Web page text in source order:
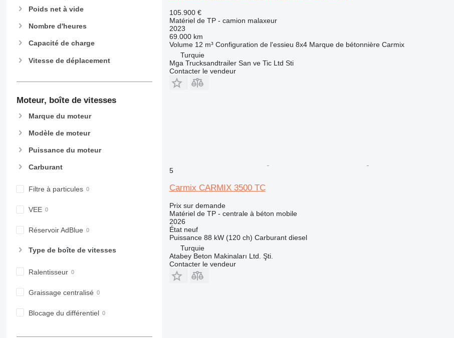
918
926
928
938
955
962
966
972
982
990
AP
CS
E-series
GC
Poids net à vide
Nombre d'heures
Capacité de charge
Vitesse de déplacement
Moteur, boîte de vitesses
Marque du moteur
Modèle de moteur
Puissance du moteur
Carburant
Filtre à particules
VEE
Réservoir AdBlue
Type de boîte de vitesses
Ralentisseur
Graissage centralisé
Blocage du différentiel
105.900 €
Matériel de TP - camion malaxeur
2023
69.000 km
Volume 12 m³ Configuration de l'essieu 8x4 Marque de bétonnière Carmix
Turquie
Mga Trucksandtrailer San ve Tic Ltd Sti
Contacter le vendeur
5
Carmix CARMIX 3500 TC
Prix sur demande
Matériel de TP - centrale à béton mobile
2026
Étatneuf
Puissance 88 kW (120 ch) Carburant diesel
Turquie
Atabey Beton Makinaları Ltd. Şti.
Contacter le vendeur